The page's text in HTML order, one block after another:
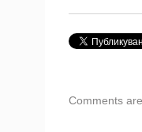
Comments